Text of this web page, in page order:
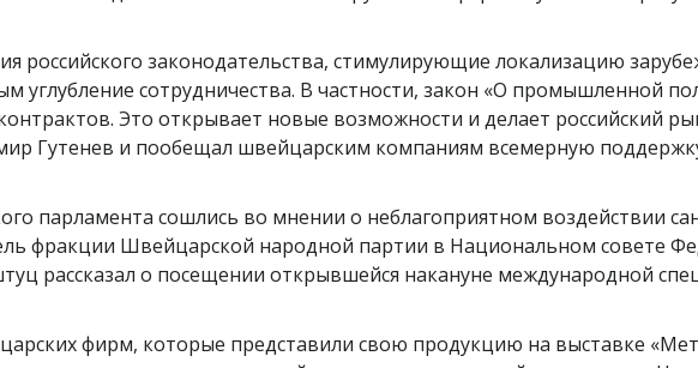
российского законодательства, стимулирующие локализацию
углубление сотрудничества. В частности, закон «О промышленной
Это открывает новые возможности и делает российский
Гутенев и пообещал швейцарским компаниям всемерную
парламента сошлись во мнении о неблагоприятном воздействии
фракции Швейцарской народной партии в Национальном совете
рассказал о посещении открывшейся накануне международной
фирм, которые представили свою продукцию на выставке